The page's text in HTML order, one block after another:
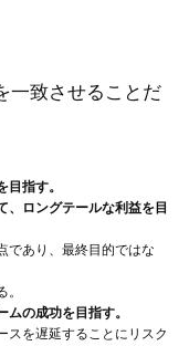
一致させることだ
指す。
、ロングテールな利益を目
であり、最終目的ではな
。
の成功を目指す。
スを遅延することにリスク